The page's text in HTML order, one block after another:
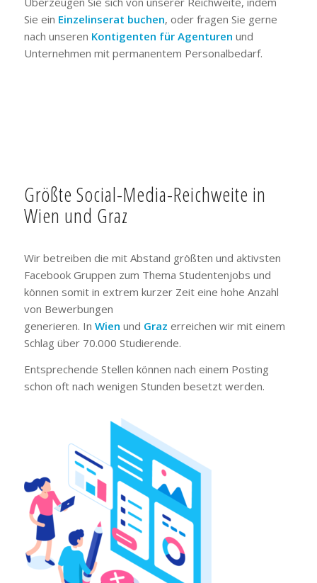
Sie ein Einzelinserat buchen, oder fragen Sie gerne
nach unseren Kontigenten für Agenturen und
Unternehmen mit permanentem Personalbedarf.
Größte Social-Media-Reichweite in
Wien und Graz
Wir betreiben die mit Abstand größten und aktivsten
Facebook Gruppen zum Thema Studentenjobs und
können somit in extrem kurzer Zeit eine hohe Anzahl
von Bewerbungen
generieren. In Wien und Graz erreichen wir mit einem
Schlag über 70.000 Studierende.
Entsprechende Stellen können nach einem Posting
schon oft nach wenigen Stunden besetzt werden.